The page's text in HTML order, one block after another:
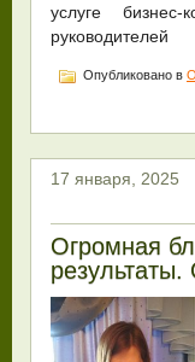
услуге
руководителей
Опубликовано в
17 января, 2025
Огромная
результаты.